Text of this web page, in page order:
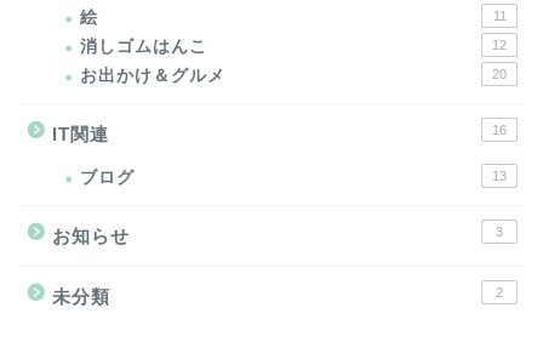
絵 11
消しゴムはんこ 12
お出かけ＆グルメ 20
IT関連 16
ブログ 13
お知らせ 3
未分類 2